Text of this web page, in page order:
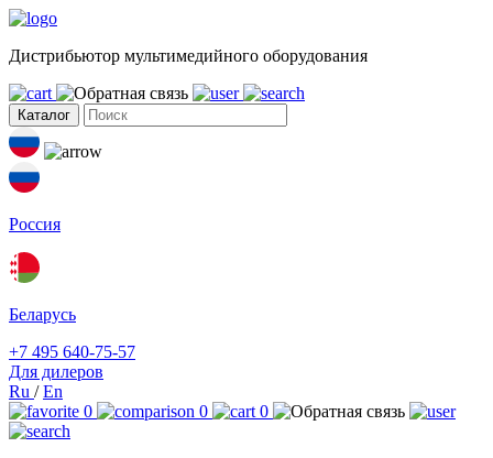
Дистрибьютор мультимедийного оборудования
Каталог
Россия
Беларусь
+7 495 640-75-57
Для дилеров
Ru /En
0
0 0